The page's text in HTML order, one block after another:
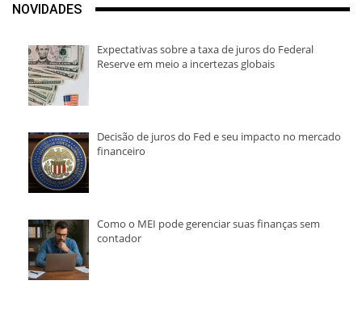
NOVIDADES
Expectativas sobre a taxa de juros do Federal
Reserve em meio a incertezas globais
Decisão de juros do Fed e seu impacto no mercado
financeiro
Como o MEI pode gerenciar suas finanças sem
contador